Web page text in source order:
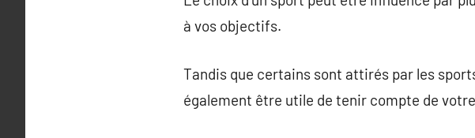
à vos objectifs.
Tandis que certains sont attirés par les
également être utile de tenir compte de